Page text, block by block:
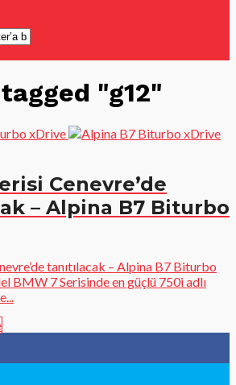
"g12"
Cenevre’de
– Alpina B7 Biturbo
tanıtılacak – Alpina B7 Biturbo
BMW 7 Serisinde en güçlü 750i adlı